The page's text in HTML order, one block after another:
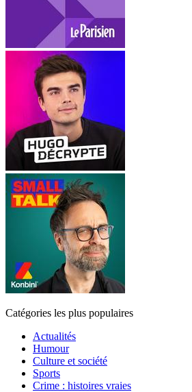
Catégories les plus populaires
Actualités
Humour
Culture et société
Sports
Crime : histoires vraies